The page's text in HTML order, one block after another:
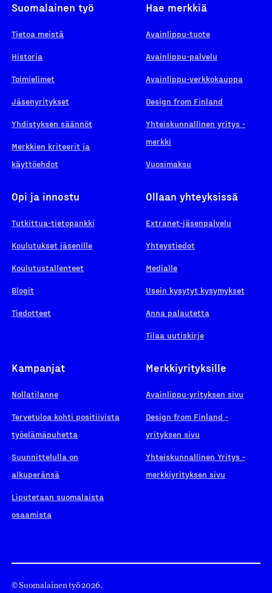
Suomalainen työ
Tietoa meistä
Historia
Toimielimet
Jäsenyritykset
Yhdistyksen säännöt
Merkkien kriteerit ja
käyttöehdot
Hae merkkiä
Avainlippu-tuote
Avainlippu-palvelu
Avainlippu-verkkokauppa
Design from Finland
Yhteiskunnallinen yritys -
merkki
Vuosimaksu
Opi ja innostu
Tutkittua-tietopankki
Koulutukset jäsenille
Koulutustallenteet
Blogit
Tiedotteet
Ollaan yhteyksissä
Extranet-jäsenpalvelu
Yhteystiedot
Medialle
Usein kysytyt kysymykset
Anna palautetta
Tilaa uutiskirje
Kampanjat
Nollatilanne
Tervetuloa kohti positiivista
työelämäpuhetta
Suunnittelulla on
alkuperänsä
Liputetaan suomalaista
osaamista
Merkkiyrityksille
Avainlippu-yrityksen sivu
Design from Finland -
yrityksen sivu
Yhteiskunnallinen Yritys -
merkkiyrityksen sivu
© Suomalainen työ 2026.